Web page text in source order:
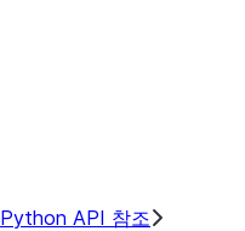
Python API 참조